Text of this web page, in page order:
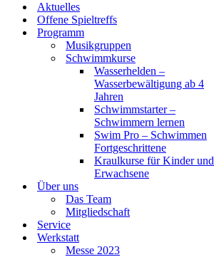
Aktuelles
Offene Spieltreffs
Programm
Musikgruppen
Schwimmkurse
Wasserhelden –
Wasserbewältigung ab 4
Jahren
Schwimmstarter –
Schwimmern lernen
Swim Pro – Schwimmen
Fortgeschrittene
Kraulkurse für Kinder und
Erwachsene
Über uns
Das Team
Mitgliedschaft
Service
Werkstatt
Messe 2023